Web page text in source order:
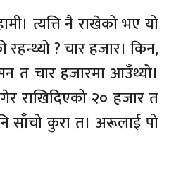
त्यत्ति नै राखेको भए यो
? चार हजार। किन,
त चार हजारमा आउँथ्यो।
राखिदिएको २० हजार त
साँचो कुरा त। अरूलाई पो